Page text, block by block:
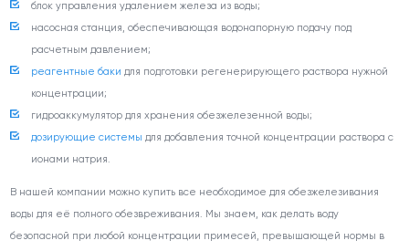
блок управления удалением железа из воды;
насосная станция, обеспечивающая водонапорную подачу под
расчетным давлением;
реагентные баки для подготовки регенерирующего раствора нужной
концентрации;
гидроаккумулятор для хранения обезжелезенной воды;
дозирующие системы для добавления точной концентрации раствора с
ионами натрия.
В нашей компании можно купить все необходимое для обезжелезивания
воды для её полного обезвреживания. Мы знаем, как делать воду
безопасной при любой концентрации примесей, превышающей нормы в